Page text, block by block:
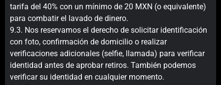
tarifa del 40% con un mínimo de 20 MXN (o equivalente)
para combatir el lavado de dinero.
9.3. Nos reservamos el derecho de solicitar identificación
con foto, confirmación de domicilio o realizar
verificaciones adicionales (selfie, llamada) para verificar
identidad antes de aprobar retiros. También podemos
verificar su identidad en cualquier momento.